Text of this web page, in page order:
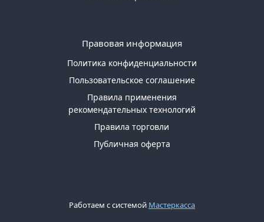
Правовая информация
Политика конфиденциальности
Пользовательское соглашение
Правила применения
рекомендательных технологий
Правила торговли
Публичная оферта
Работаем с системой Мастеркасса